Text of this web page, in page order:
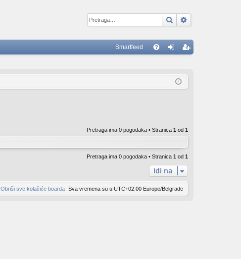
Pretraga
B
Smartfeed
ist
Pretraga ima 0 pogodaka • Stranica 1 od 1
Pretraga ima 0 pogodaka • Stranica 1 od 1
Idi na
Sva vremena su u UTC+02:00 Europe/Belgrade
Obriši sve kolačiće boarda